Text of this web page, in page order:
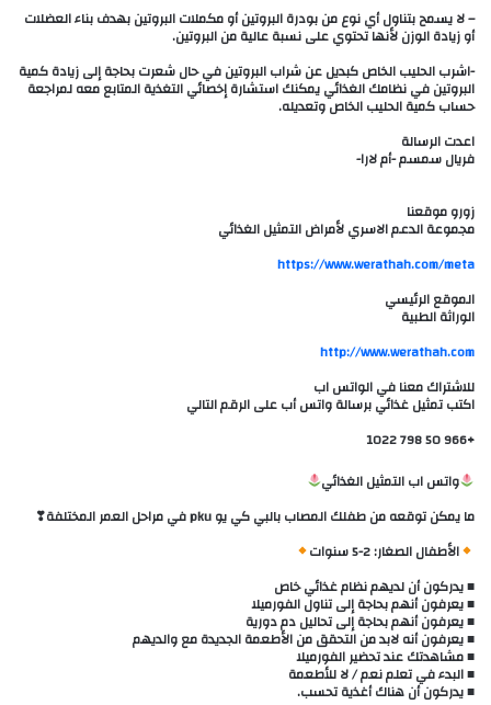
– لا يسمح بتناول أي نوع من بودرة البروتين أو مكملات البروتين بهدف بناء العضلات
أو زيادة الوزن لأنها تحتوي على نسبة عالية من البروتين.
-اشرب الحليب الخاص كبديل عن شراب البروتين في حال شعرت بحاجة إلى زيادة كمية
البروتين في نظامك الغذائي يمكنك استشارة إخصائي التغذية المتابع معه لمراجعة
حساب كمية الحليب الخاص وتعديله.
اعدت الرسالة
فريال سمسم -أم لارا-
زورو موقعنا
مجموعة الدعم الاسري لأمراض التمثيل الغذائي
الموقع الرئيسي
الوراثة الطبية
للاشتراك معنا في الواتس اب
اكتب تمثيل غذائي برسالة واتس أب على الرقم التالي
+966 50 798 1022
واتس اب التمثيل الغذائي
ما يمكن توقعه من طفلك المصاب بالبي كي يو pku في مراحل العمر المختلفة❣
الأطفال الصغار: 2-5 سنوات
■ يدركون أن لديهم نظام غذائي خاص
■ يعرفون أنهم بحاجة إلى تناول الفورميلا
■ يعرفون أنهم بحاجة إلى تحاليل دم دورية
■ يعرفون أنه لابد من التحقق من الأطعمة الجديدة مع والديهم
■ مشاهدتك عند تحضير الفورميلا
■ البدء في تعلم نعم / لا للأطعمة
■ يدركون أن هناك أغذية تحسب.